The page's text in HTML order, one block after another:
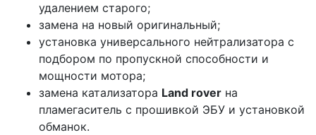
удалением старого;
замена на новый оригинальный;
установка универсального нейтрализатора с
подбором по пропускной способности и
мощности мотора;
замена катализатора Land rover на
пламегаситель с прошивкой ЭБУ и установкой
обманок.